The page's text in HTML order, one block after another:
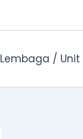
Lembaga / Unit